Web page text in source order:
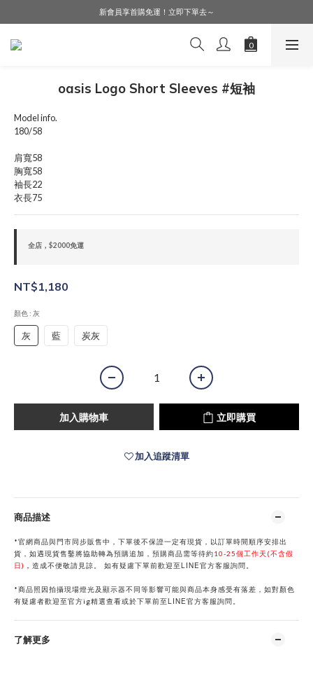
LINE好友募集中，加入就送購物金$50！
新會員享首購免運！立即下單去～
會員購物享會員價，點擊登入查詢會員折扣！
oasis Logo Short Sleeves #短袖
Model info.
180/58
肩寬58
胸寬58
袖長22
衣長75
全店，$2000免運
NT$1,180
顏色 : 灰
灰 藍 炭灰
加入購物車 立即購買
加入追蹤清單
商品描述
*官網商品與門市同步販售中，下單後不保證一定有現貨，以訂單時間順序安排出
貨，如遇現貨售鑿將協助轉為預購追加，預購商品需等待約10-25個工作天(不含假
日) ， 造成不便敬請見諒。 如有疑慮下單前歡迎至LINE官方客服詢問。
*商品照因拍攝現場燈光及顯示器不同等影響可能與商品本身感受有落差，如對顏色
有疑慮者歡迎至官方ig精選查看或於下單前至LINE官方客服詢問。
了解更多